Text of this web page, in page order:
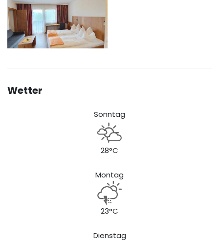
Wetter
Sonntag
28°C
Montag
23°C
Dienstag